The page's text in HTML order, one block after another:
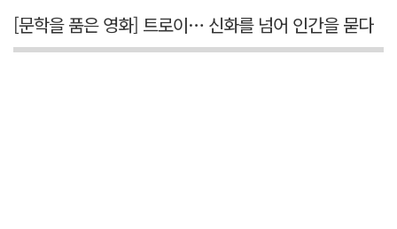
[문학을 품은 영화] 트로이… 신화를 넘어 인간을 묻다